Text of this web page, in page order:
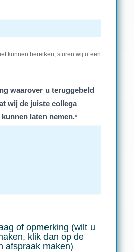
kunnen bereiken, sturen wij u een
waarover u teruggebeld
wij de juiste collega
laten nemen.*
of opmerking (wilt u
klik dan op de
afspraak maken)